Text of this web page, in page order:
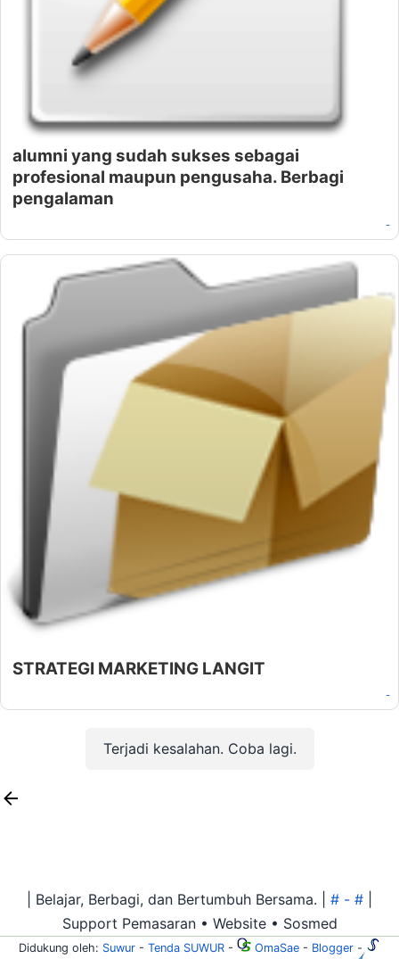
alumni yang sudah sukses sebagai
profesional maupun pengusaha. Berbagi
pengalaman
-
STRATEGI MARKETING LANGIT
-
Terjadi kesalahan. Coba lagi.
| Belajar, Berbagi, dan Bertumbuh Bersama. | # - #
Support Pemasaran • Website • Sosmed
Didukung oleh: Suwur - Tenda SUWUR - OmaSae - Blogger -